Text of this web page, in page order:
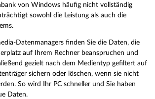
von Windows häufig nicht vollständig
sowohl die Leistung als auch die
Datenmanagers finden Sie die Daten, die
auf Ihrem Rechner beanspruchen und
gezielt nach dem Medientyp gefiltert auf
sichern oder löschen, wenn sie nicht
So wird Ihr PC schneller und Sie haben
Daten.